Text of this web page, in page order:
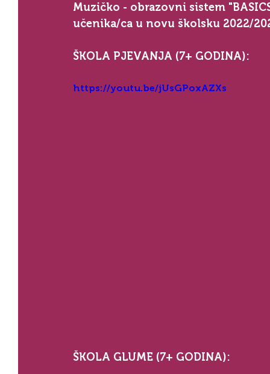
Muzičko - obrazovni sistem
učenika/ca u novu školsku 2022/
ŠKOLA PJEVANJA (7+ GODINA):
https://youtu.be/jUsGPoxAZXs
ŠKOLA GLUME (7+ GODINA):